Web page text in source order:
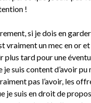
!
si je dois en
vraiment un mec en or
plus tard pour une
je suis content d’avoir
pas l’avoir, les
je suis en droit de